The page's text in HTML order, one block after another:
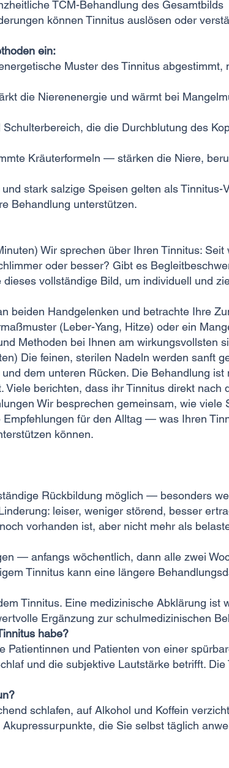
TCM-Behandlung des Gesamtbilds
können Tinnitus auslösen oder
ein:
Muster des Tinnitus abgestimmt,
die Nierenenergie und wärmt bei
die die Durchblutung des
Kräuterformeln — stärken die Niere,
stark salzige Speisen gelten als Tinnitus-
Behandlung unterstützen.
Wir sprechen über Ihren Tinnitus: Seit
oder besser? Gibt es
vollständige Bild, um individuell und
beiden Handgelenken und betrachte Ihre
(Leber-Yang, Hitze) oder ein
Methoden bei Ihnen am wirkungsvollsten
Die feinen, sterilen Nadeln werden sanft
dem unteren Rücken. Die Behandlung
berichten, dass ihr Tinnitus direkt nach
Wir besprechen gemeinsam, wie viele
für den Alltag — was Ihren
können.
Rückbildung möglich — besonders
leiser, weniger störend, besser
vorhanden ist, aber nicht mehr als
— anfangs wöchentlich, dann alle zwei
Tinnitus kann eine längere
Tinnitus. Eine medizinische Abklärung ist
Ergänzung zur schulmedizinischen
habe?
Patientinnen und Patienten von einer
und die subjektive Lautstärke betrifft.
schlafen, auf Alkohol und Koffein
die Sie selbst täglich